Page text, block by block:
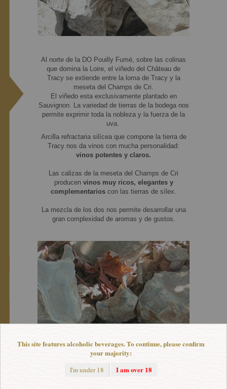
Al norte de la DO Pouilly Fumé, sobre las colinas
que domina la Loire, el viñedo del Château de
Tracy se extiende entre la loma de Tracy y la
meseta del Champs de Cri.
El viñedo esta exclusivamente plantado en
Sauvignon. La variedad de tierras de la bodega nos
permite exprimir toda la nobleza y la fuerza de la
uva.
Arcilla refractaria silícea que compone la tierra de
Tracy nos da vinos con mucha personalidad:
vinos potentes y claros.
Las calizas de la meseta del Champs de Cri
producen vinos muy ricos, elegantes y
complementarios con las tierras de sílex.
La mezcla de los dos nos permite desarrollar una
gran complexidad de aromas y de gustos.
This site features alcoholic beverages. To continue, please confirm
your majority:
I'm under 18 I am over 18